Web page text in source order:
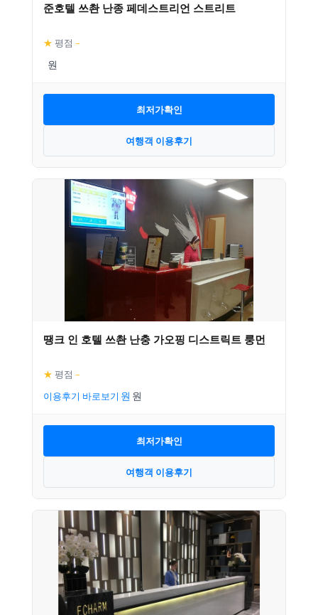
준호텔 쓰촨 난종 페데스트리언 스트리트
★ 평점 –
최저가확인
여행객 이용후기
땡크 인 호텔 쓰촨 난충 가오핑 디스트릭트 룽먼
★ 평점 –
이용후기 바로보기
최저가확인
여행객 이용후기